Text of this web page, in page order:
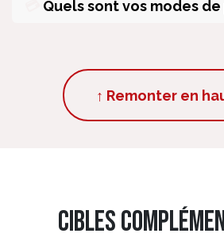
Quels sont vos modes
↑ Remonter en
Cibles